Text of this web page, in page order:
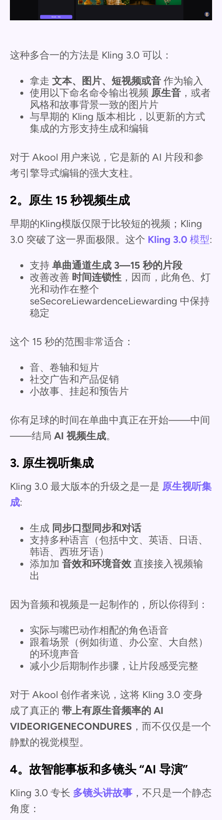
这种多合一的方法是 Kling 3.0 可以：
拿走 文本、图片、短视频或音 作为输入
使用以下命名命令输出视频 原生音 ，或者
风格和故事背景一致的图片片
与早期的 Kling 版本相比，以更新的方式
集成的方形支持生成和编辑
对于 Akool 用户来说，它是新的 AI 片段和参
考引擎导式编辑的强大支柱。
2。原生 15 秒视频生成
早期的Kling模版仅限于比较短的视频；Kling
3.0 突破了这一界面极限。这个 Kling 3.0 模型:
支持 单曲通道生成 3—15 秒的片段
改善改善 时间连锁性 ，因而，此角色、灯
光和动作在整个
seSecoreLiewardenceLiewarding 中保持
稳定
这个 15 秒的范围非常适合：
音、卷轴和短片
社交广告和产品促销
小故事、挂起和预告片
你有足球的时间在单曲中真正在开始——中间
——结局 AI 视频生成。
3. 原生视听集成
Kling 3.0 最大版本的升级之是一是 原生视听集
成:
生成 同步口型同步和对话
支持多种语言（包括中文、英语、日语、
韩语、西班牙语）
添加加 音效和环境音效 直接接入视频输
出
因为音频和视频是一起制作的，所以你得到：
实际与嘴巴动作相配的角色语音
跟着场景（例如街道、办公室、大自然）
的环境声音
减小少后期制作步骤，让片段感受完整
对于 Akool 创作者来说，这将 Kling 3.0 变身
成了真正的 带上有原生音频率的 AI
VIDEORIGENECONDURES ，而不仅仅是一个
静默的视觉模型。
4。故智能事板和多镜头 “AI 导演”
Kling 3.0 专长 多镜头讲故事 ，不只是一个静态
角度：